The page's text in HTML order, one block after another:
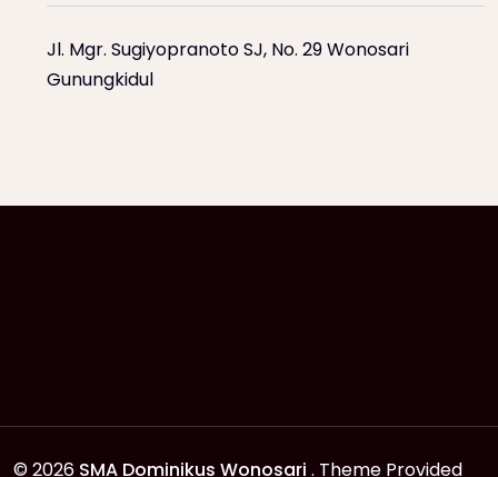
Jl. Mgr. Sugiyopranoto SJ, No. 29 Wonosari
Gunungkidul
© 2026 SMA Dominikus Wonosari . Theme Provided